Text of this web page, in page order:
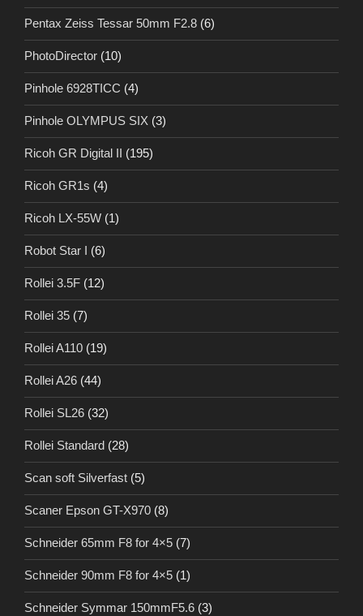
Pentax Zeiss Tessar 50mm F2.8 (6)
PhotoDirector (10)
Pinhole 6928TICC (4)
Pinhole OLYMPUS SIX (3)
Ricoh GR Digital II (195)
Ricoh GR1s (4)
Ricoh LX-55W (1)
Robot Star I (6)
Rollei 3.5F (12)
Rollei 35 (7)
Rollei A110 (19)
Rollei A26 (44)
Rollei SL26 (32)
Rollei Standard (28)
Scan soft Silverfast (5)
Scaner Epson GT-X970 (8)
Schneider 65mm F8 for 4×5 (7)
Schneider 90mm F8 for 4×5 (1)
Schneider Symmar 150mmF5.6 (3)